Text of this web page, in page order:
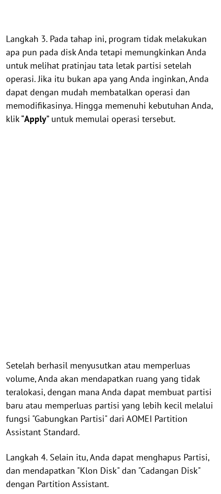
Langkah 3. Pada tahap ini, program tidak melakukan
apa pun pada disk Anda tetapi memungkinkan Anda
untuk melihat pratinjau tata letak partisi setelah
operasi. Jika itu bukan apa yang Anda inginkan, Anda
dapat dengan mudah membatalkan operasi dan
memodifikasinya. Hingga memenuhi kebutuhan Anda,
klik “Apply” untuk memulai operasi tersebut.
Setelah berhasil menyusutkan atau memperluas
volume, Anda akan mendapatkan ruang yang tidak
teralokasi, dengan mana Anda dapat membuat partisi
baru atau memperluas partisi yang lebih kecil melalui
fungsi "Gabungkan Partisi" dari AOMEI Partition
Assistant Standard.
Langkah 4. Selain itu, Anda dapat menghapus Partisi,
dan mendapatkan "Klon Disk" dan "Cadangan Disk"
dengan Partition Assistant.